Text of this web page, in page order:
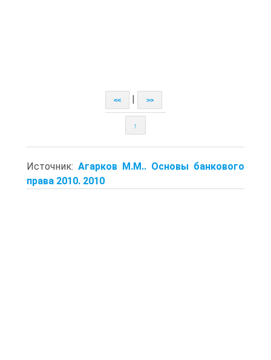
<< >>
↑
Источник: Агарков М.М.. Основы банкового
права 2010. 2010